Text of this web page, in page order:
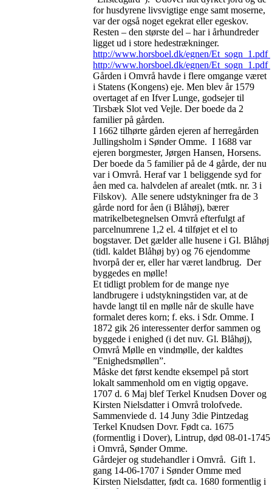
for husdyrene livsvigtige enge samt moserne,
var der også noget egekrat eller egeskov.
Resten – den største del – har i århundreder
ligget ud i store hedestrækninger.
http://www.horsboel.dk/egnen/Et_sogn_1.pdf
http://www.horsboel.dk/egnen/Et_sogn_1.pdf
Gården i Omvrå havde i flere omgange været
i Statens (Kongens) eje. Men blev år 1579
overtaget af en Ifver Lunge, godsejer til
Tirsbæk Slot ved Vejle. Der boede da 2
familier på gården.
I 1662 tilhørte gården ejeren af herregården
Jullingsholm i Sønder Omme. I 1688 var
ejeren borgmester, Jørgen Hansen, Horsens.
Der boede da 5 familier på de 4 gårde, der nu
var i Omvrå. Heraf var 1 beliggende syd for
åen med ca. halvdelen af arealet (mtk. nr. 3 i
Filskov). Alle senere udstykninger fra de 3
gårde nord for åen (i Blåhøj), bærer
matrikelbetegnelsen Omvrå efterfulgt af
parcelnumrene 1,2 el. 4 tilføjet et el to
bogstaver. Det gælder alle husene i Gl. Blåhøj
(tidl. kaldet Blåhøj by) og 76 ejendomme
hvorpå der er, eller har været landbrug. Der
byggedes en mølle!
Et tidligt problem for de mange nye
landbrugere i udstykningstiden var, at de
havde langt til en mølle når de skulle have
formalet deres korn; f. eks. i Sdr. Omme. I
1872 gik 26 interessenter derfor sammen og
byggede i enighed (i det nuv. Gl. Blåhøj),
Omvrå Mølle en vindmølle, der kaldtes
”Enighedsmøllen”.
Måske det først kendte eksempel på stort
lokalt sammenhold om en vigtig opgave.
1707 d. 6 Maj blef Terkel Knudsen Dover og
Kirsten Nielsdatter i Omvrå trolofvede.
Sammenviede d. 14 Juny 3die Pintzedag
Terkel Knudsen Dovr. Født ca. 1675
(formentlig i Dover), Lintrup, død 08-01-1745
i Omvrå, Sønder Omme.
Gårdejer og studehandler i Omvrå. Gift 1.
gang 14-06-1707 i Sønder Omme med
Kirsten Nielsdatter, født ca. 1680 formentlig i